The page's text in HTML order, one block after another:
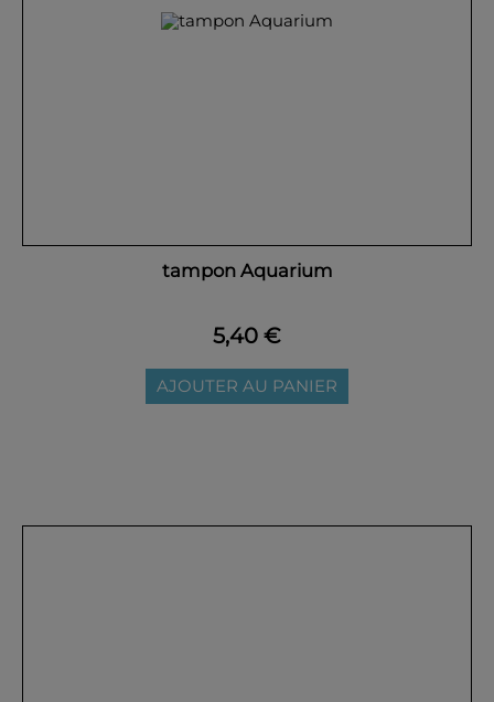
tampon Aquarium
5,40 €
AJOUTER AU PANIER